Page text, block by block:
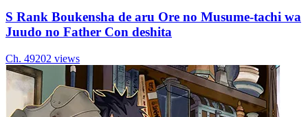
S Rank Boukensha de aru Ore no Musume-tachi wa
Juudo no Father Con deshita
Ch. 49202 views